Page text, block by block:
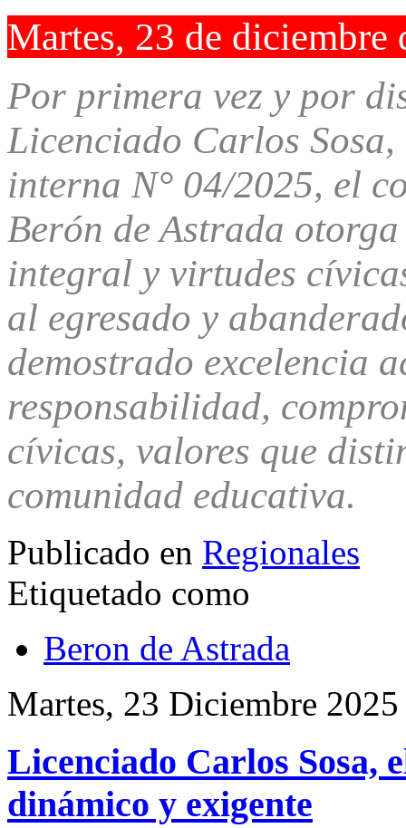
Martes, 23 de diciembre
Por primera vez y por
Licenciado Carlos
interna N° 04/2025, el
Berón de Astrada
integral y virtudes
al egresado y
demostrado excelencia
responsabilidad,
cívicas, valores que
comunidad educativa.
Publicado en Regionales
Etiquetado como
Beron de Astrada
Martes, 23 Diciembre
Licenciado Carlos Sosa,
dinámico y exigente